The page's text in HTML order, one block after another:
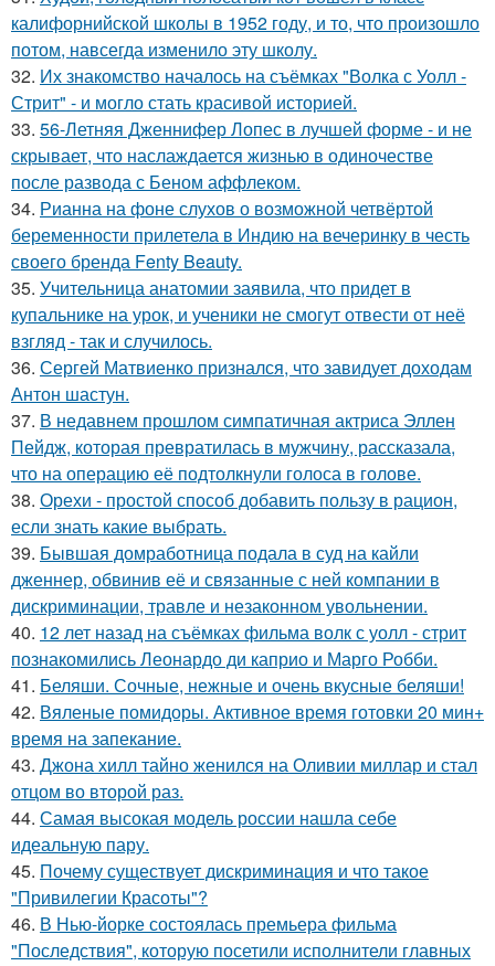
калифорнийской школы в 1952 году, и то, что произошло
потом, навсегда изменило эту школу.
32. Их знакомство началось на съёмках "Волка с Уолл -
Стрит" - и могло стать красивой историей.
33. 56-Летняя Дженнифер Лопес в лучшей форме - и не
скрывает, что наслаждается жизнью в одиночестве
после развода с Беном аффлеком.
34. Рианна на фоне слухов о возможной четвёртой
беременности прилетела в Индию на вечеринку в честь
своего бренда Fenty Beauty.
35. Учительница анатомии заявила, что придет в
купальнике на урок, и ученики не смогут отвести от неё
взгляд - так и случилось.
36. Сергей Матвиенко признался, что завидует доходам
Антон шастун.
37. В недавнем прошлом симпатичная актриса Эллен
Пейдж, которая превратилась в мужчину, рассказала,
что на операцию её подтолкнули голоса в голове.
38. Орехи - простой способ добавить пользу в рацион,
если знать какие выбрать.
39. Бывшая домработница подала в суд на кайли
дженнер, обвинив её и связанные с ней компании в
дискриминации, травле и незаконном увольнении.
40. 12 лет назад на съёмках фильма волк с уолл - стрит
познакомились Леонардо ди каприо и Марго Робби.
41. Беляши. Сочные, нежные и очень вкусные беляши!
42. Вяленые помидоры. Активное время готовки 20 мин+
время на запекание.
43. Джона хилл тайно женился на Оливии миллар и стал
отцом во второй раз.
44. Самая высокая модель россии нашла себе
идеальную пару.
45. Почему существует дискриминация и что такое
"Привилегии Красоты"?
46. В Нью-йорке состоялась премьера фильма
"Последствия", которую посетили исполнители главных